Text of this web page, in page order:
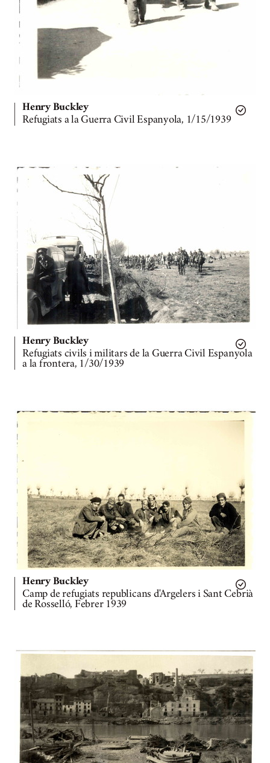
Henry Buckley
Refugiats a la Guerra Civil Espanyola, 1/15/1939
Henry Buckley
Refugiats civils i militars de la Guerra Civil Espanyola
a la frontera, 1/30/1939
Henry Buckley
Camp de refugiats republicans d'Argelers i Sant Cebrià
de Rosselló, Febrer 1939